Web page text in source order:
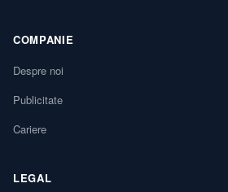
COMPANIE
Despre noi
Publicitate
Cariere
LEGAL